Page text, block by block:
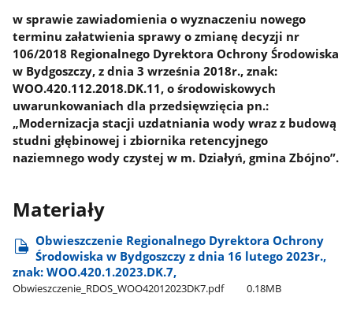
w sprawie zawiadomienia o wyznaczeniu nowego
terminu załatwienia sprawy o zmianę decyzji nr
106/2018 Regionalnego Dyrektora Ochrony Środowiska
w Bydgoszczy, z dnia 3 września 2018r., znak:
WOO.420.112.2018.DK.11, o środowiskowych
uwarunkowaniach dla przedsięwzięcia pn.:
„Modernizacja stacji uzdatniania wody wraz z budową
studni głębinowej i zbiornika retencyjnego
naziemnego wody czystej w m. Działyń, gmina Zbójno”.
Materiały
Obwieszczenie Regionalnego Dyrektora Ochrony
Środowiska w Bydgoszczy z dnia 16 lutego 2023r.,
znak: WOO.420.1.2023.DK.7,
Obwieszczenie​_RDOS​_WOO42012023DK7.pdf 0.18MB